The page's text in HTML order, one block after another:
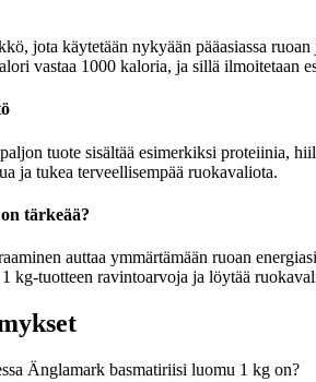
jota käytetään nykyään pääasiassa
vastaa 1000 kaloria, ja sillä ilmoitetaan
tuote sisältää esimerkiksi proteiinia,
ja tukea terveellisempää ruokavaliota.
tärkeää?
auttaa ymmärtämään ruoan
kg-tuotteen ravintoarvoja ja löytää
Änglamark basmatiriisi luomu 1 kg on?